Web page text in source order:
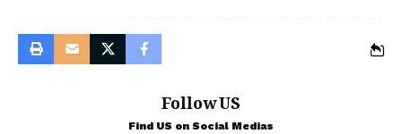
Follow US
Find US on Social Medias